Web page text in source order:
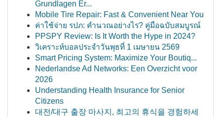
Grundlagen Er...
Mobile Tire Repair: Fast & Convenient Near You
ค่าใช้จ่าย รปภ: คำนวณอย่างไร? คู่มือฉบับสมบูรณ์
PPSPY Review: Is It Worth the Hype in 2024?
วิเคราะห์บอลประจำวันพุธที่ 1 เมษายน 2569
Smart Pricing System: Maximize Your Boutiq...
Nederlandse Ad Networks: Een Overzicht voor
2026
Understanding Health Insurance for Senior
Citizens
대전/대구 출장 마사지, 최고의 휴식을 경험하세